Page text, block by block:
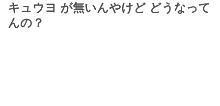
キュウヨ が無いんやけど どうなって
んの？